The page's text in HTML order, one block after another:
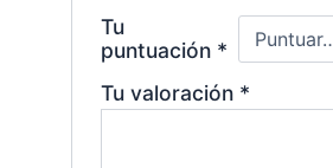
Tu
puntuación *
Tu valoración *